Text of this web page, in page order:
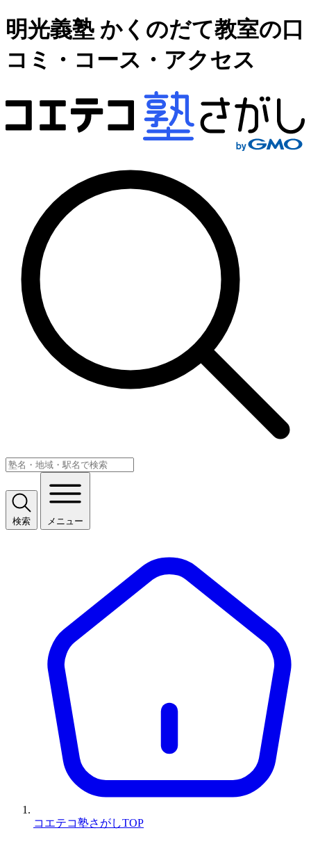
明光義塾 かくのだて教室の口
コミ・コース・アクセス
検索 メニュー
コエテコ塾さがしTOP